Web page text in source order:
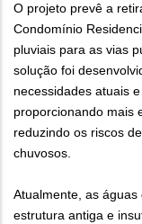
O projeto prevê a
Condomínio
pluviais para as vias
solução foi
necessidades atuais
proporcionando mais
reduzindo os riscos
chuvosos.
Atualmente, as
estrutura antiga e